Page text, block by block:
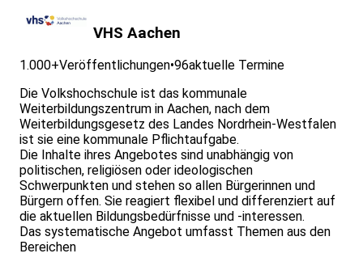
VHS Aachen
1.000+Veröffentlichungen•96aktuelle Termine
Die Volkshochschule ist das kommunale
Weiterbildungszentrum in Aachen, nach dem
Weiterbildungsgesetz des Landes Nordrhein-Westfalen
ist sie eine kommunale Pflichtaufgabe.
Die Inhalte ihres Angebotes sind unabhängig von
politischen, religiösen oder ideologischen
Schwerpunkten und stehen so allen Bürgerinnen und
Bürgern offen. Sie reagiert flexibel und differenziert auf
die aktuellen Bildungsbedürfnisse und -interessen.
Das systematische Angebot umfasst Themen aus den
Bereichen